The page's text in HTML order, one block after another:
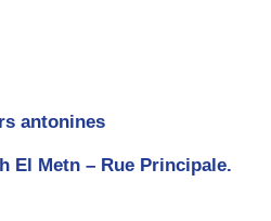
antonines
El Metn – Rue Principale.